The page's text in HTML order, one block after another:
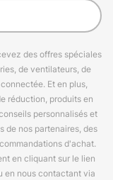
des offres spéciales
de ventilateurs, de
Et en plus,
réduction, produits en
personnalisés et
de nos partenaires, des
d'achat.
en cliquant sur le lien
en nous contactant via